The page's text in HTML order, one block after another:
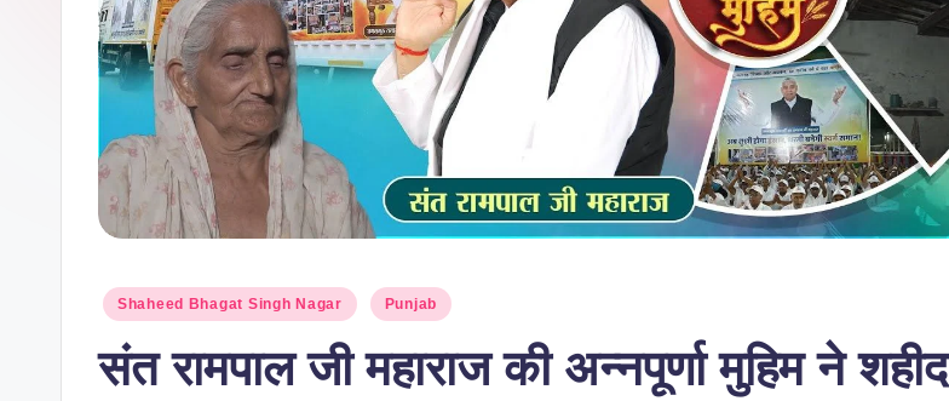
Shaheed Bhagat Singh Nagar Punjab
संत रामपाल जी महाराज की अन्नपूर्णा मुहिम ने शहीद